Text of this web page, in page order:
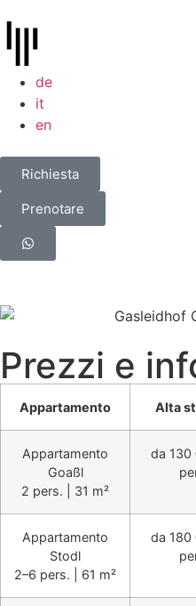
de
it
en
Richiesta
Prenotare
Prezzi e
Appartamento Alta
Appartamento
Goaßl
2 pers. | 31 m²
da 130
Appartamento
Stodl
2–6 pers. | 61 m²
da 180